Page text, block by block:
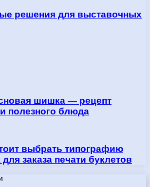
решения для выставочных
шишка — рецепт
полезного блюда
выбрать типографию
заказа печати буклетов